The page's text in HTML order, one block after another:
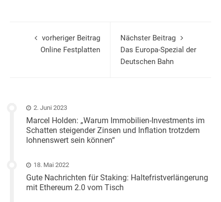
vorheriger Beitrag
Online Festplatten
Nächster Beitrag
Das Europa-Spezial der
Deutschen Bahn
2. Juni 2023
Marcel Holden: „Warum Immobilien-Investments im
Schatten steigender Zinsen und Inflation trotzdem
lohnenswert sein können“
18. Mai 2022
Gute Nachrichten für Staking: Haltefristverlängerung
mit Ethereum 2.0 vom Tisch